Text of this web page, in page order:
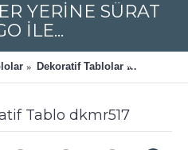
YERİNE SÜRAT
İLE...
Dekoratif Tablolar
Tablo dkmr517